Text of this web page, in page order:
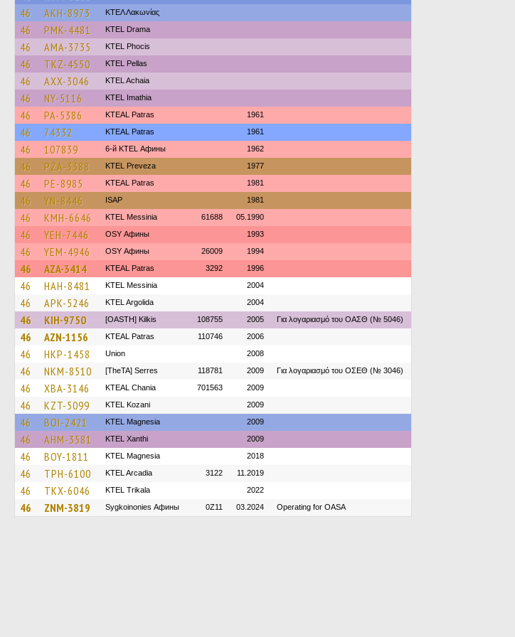
46 AKH-8973 ΚΤΕΛ Λακωνίας
46 PMK-4481 KTEL Drama
46 AMA-3735 ΚΤΕL Phocis
46 TKZ-4550 KTEL Pellas
46 AXX-3046 KTEL Achaia
46 NY-5116 KTEL Imathia
46 PA-5386 KTEAL Patras 1961
46 74332 KTEAL Patras 1961
46 107839 6-й KTEL Афины 1962
46 PZA-3388 KTEL Preveza 1977
46 PE-8985 KTEAL Patras 1981
46 YN-8446 ISAP 1981
46 KMH-6646 KTEL Messinia 61688 05.1990
46 YEH-7446 OSY Афины 1993
46 YEM-4946 OSY Афины 26009 1994
46 AZA-3414 KTEAL Patras 3292 1996
46 HAH-8481 KTEL Messinia 2004
46 APK-5246 KTEL Argolida 2004
46 KIH-9750 [OASTH] Kilkis 108755 2005 Για λογαριασμό του ΟΑΣΘ (№ 5046)
46 AZN-1156 KTEAL Patras 110746 2006
46 HKP-1458 Union 2008
46 NKM-8510 [TheTA] Serres 118781 2009 Για λογαριασμό του ΟΣΕΘ (№ 3046)
46 XBA-3146 KTEAL Chania 701563 2009
46 KZT-5099 ΚΤΕL Kozani 2009
46 BOI-2421 ΚΤΕL Magnesia 2009
46 AHM-3581 KTEL Xanthi 2009
46 BOY-1811 ΚΤΕL Magnesia 2018
46 TPH-6100 KTEL Arcadia 3122 11.2019
46 TKX-6046 ΚΤΕL Τrikala 2022
46 ZNM-3819 Sygkoinonies Афины 0Z11 03.2024 Operating for OASA